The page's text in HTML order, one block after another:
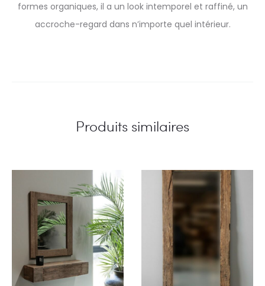
formes organiques, il a un look intemporel et raffiné, un
accroche-regard dans n’importe quel intérieur.
Produits similaires